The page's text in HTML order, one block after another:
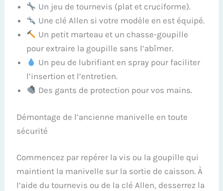
Un jeu de tournevis (plat et cruciforme).
Une clé Allen si votre modèle en est équipé.
Un petit marteau et un chasse-goupille
pour extraire la goupille sans l’abîmer.
Un peu de lubrifiant en spray pour faciliter
l’insertion et l’entretien.
Des gants de protection pour vos mains.
Démontage de l’ancienne manivelle en toute
sécurité
Commencez par repérer la vis ou la goupille qui
maintient la manivelle sur la sortie de caisson. À
l’aide du tournevis ou de la clé Allen, desserrez la